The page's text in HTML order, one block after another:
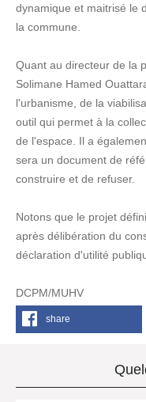
dynamique et maitrisé le
la commune.
Quant au directeur de la
Solimane Hamed
l'urbanisme, de la
outil qui permet à la
de l'espace. Il a
sera un document de
construire et de refuser.
Notons que le projet
après délibération du
déclaration d'utilité
DCPM/MUHV
share